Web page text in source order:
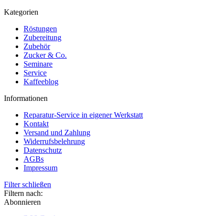
Kategorien
Röstungen
Zubereitung
Zubehör
Zucker & Co.
Seminare
Service
Kaffeeblog
Informationen
Reparatur-Service in eigener Werkstatt
Kontakt
Versand und Zahlung
Widerrufsbelehrung
Datenschutz
AGBs
Impressum
Filter schließen
Filtern nach:
Abonnieren